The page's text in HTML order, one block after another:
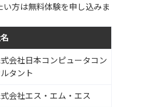
方は無料体験を申し込みま
会社日本コンピュータコン
タント
会社エス・エム・エス